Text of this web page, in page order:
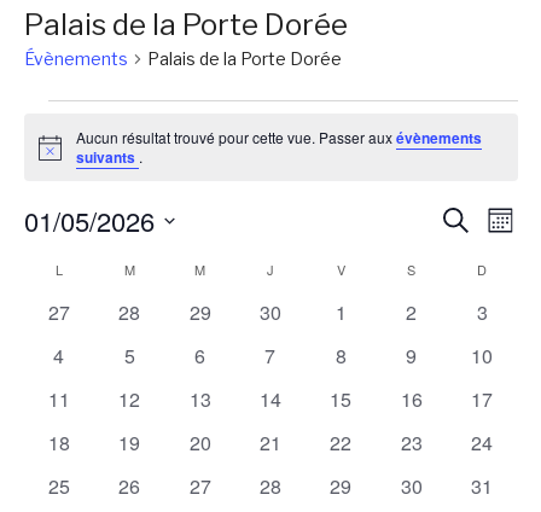
Palais de la Porte Dorée
Évènements Palais de la Porte Dorée
Notice
Aucun résultat trouvé pour cette vue. Passer auxévènements
suivants .
de
Mois
01/05/2026
date.
Calendrier
de
Évènements
LLUNDI MMARDI M MERCREDI
J VVENDREDIS D
0
27
0
28
0
29
0
30
0
1
0
2
0
3
0
4
0
5
0
6
0
7
0
8
0
9
0
10
0
11
0
12
0
13
0
14
0
15
0
16
0
17
0
18
0
19
0
20
0
21
0
22
0
23
0
24
0
25
0
26
0
27
0
28
0
29
0
30
0
31